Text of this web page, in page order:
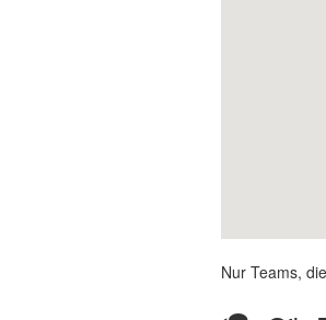
Nur Teams,